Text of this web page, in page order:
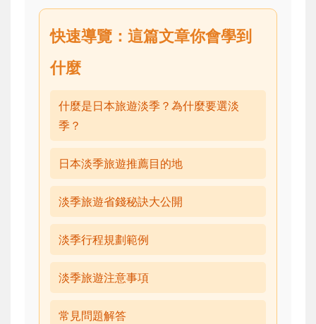
快速導覽：這篇文章你會學到
什麼
什麼是日本旅遊淡季？為什麼要選淡
季？
日本淡季旅遊推薦目的地
淡季旅遊省錢秘訣大公開
淡季行程規劃範例
淡季旅遊注意事項
常見問題解答